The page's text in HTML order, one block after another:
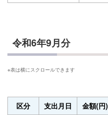
令和6年9月分
区分 支出月日 金額(円)